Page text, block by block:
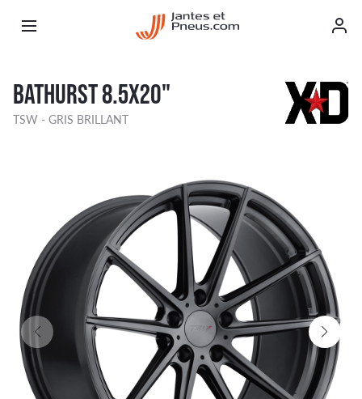
BATHURST 8.5X20"
TSW - GRIS BRILLANT